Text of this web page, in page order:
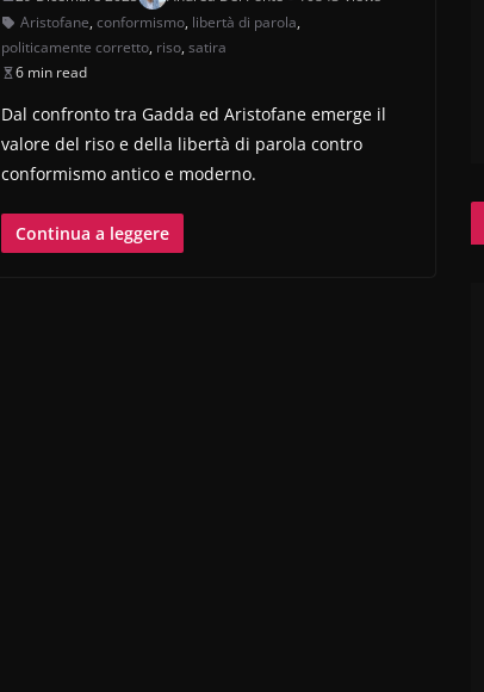
Aristofane, conformismo, libertà di parola,
politicamente corretto, riso, satira
6 min read
Dal confronto tra Gadda ed Aristofane emerge il
valore del riso e della libertà di parola contro
conformismo antico e moderno.
Continua a leggere